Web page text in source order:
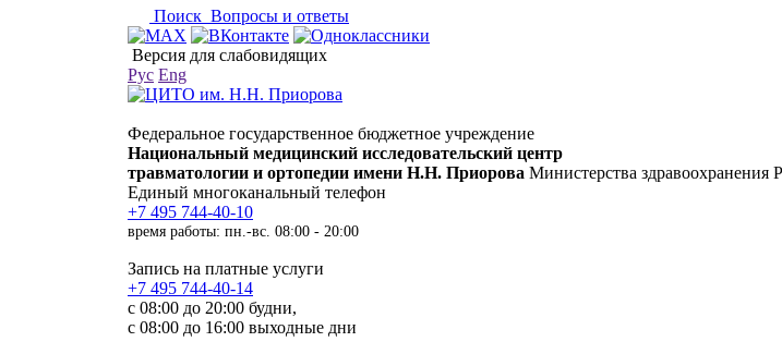
Поиск Вопросы и ответы
Версия для слабовидящих
Рус Eng
Федеральное государственное бюджетное учреждение
Национальный медицинский исследовательский центр
травматологии и ортопедии имени Н.Н. Приорова Министерства здравоохранения
Единый многоканальный телефон
+7 495 744-40-10
время работы: пн.-вс. 08:00 - 20:00
Запись на платные услуги
+7 495 744-40-14
с 08:00 до 20:00 будни,
с 08:00 до 16:00 выходные дни